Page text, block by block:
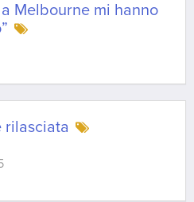
Melbourne mi hanno
e rilasciata